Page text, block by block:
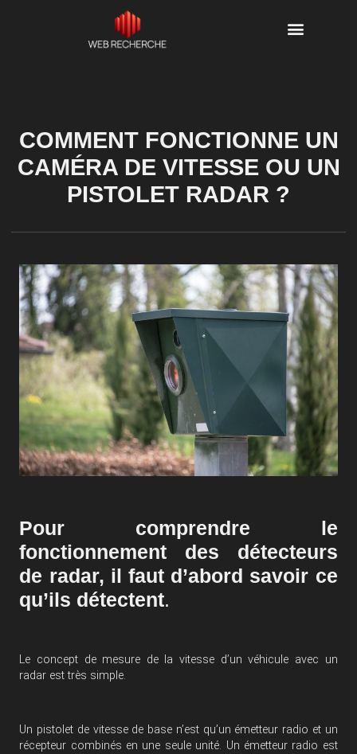
COMMENT FONCTIONNE UN
CAMÉRA DE VITESSE OU UN
PISTOLET RADAR ?
Pour comprendre le
fonctionnement des détecteurs
de radar, il faut d’abord savoir ce
qu’ils détectent.
Le concept de mesure de la vitesse d’un véhicule avec un
radar est très simple.
Un pistolet de vitesse de base n’est qu’un émetteur radio et un
récepteur combinés en une seule unité. Un émetteur radio est